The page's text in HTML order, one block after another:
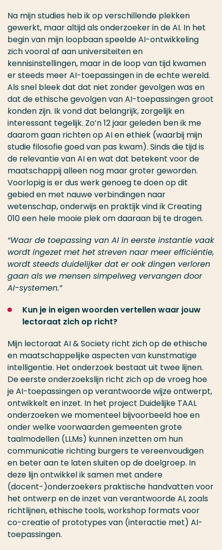
Na mijn studies heb ik op verschillende plekken
gewerkt, maar altijd als onderzoeker in de AI. In het
begin van mijn loopbaan speelde AI-ontwikkeling
zich vooral af aan universiteiten en
kennisinstellingen, maar in de loop van tijd kwamen
er steeds meer AI-toepassingen in de echte wereld.
Als snel bleek dat dat niet zonder gevolgen was en
dat de ethische gevolgen van AI-toepassingen groot
konden zijn. Ik vond dat belangrijk, zorgelijk en
interessant tegelijk. Zo’n 12 jaar geleden ben ik me
daarom gaan richten op AI en ethiek (waarbij mijn
studie filosofie goed van pas kwam). Sinds die tijd is
de relevantie van AI en wat dat betekent voor de
maatschappij alleen nog maar groter geworden.
Voorlopig is er dus werk genoeg te doen op dit
gebied en met nauwe verbindingen naar
wetenschap, onderwijs en praktijk vind ik Creating
010 een hele mooie plek om daaraan bij te dragen.
“Waar de toepassing van AI in eerste instantie vaak
wordt ingezet met het streven naar meer efficiëntie,
wordt steeds duidelijker dat er ook dingen verloren
gaan als we mensen simpelweg vervangen door
AI-systemen.”
Kun je in eigen woorden vertellen waar jouw
lectoraat zich op richt?
Mijn lectoraat AI & Society richt zich op de ethische
en maatschappelijke aspecten van kunstmatige
intelligentie. Het onderzoek bestaat uit twee lijnen.
De eerste onderzoekslijn richt zich op de vroeg hoe
je AI-toepassingen op verantwoorde wijze ontwerpt,
ontwikkelt en inzet. In het project Duidelijke TAAL
onderzoeken we momenteel bijvoorbeeld hoe en
onder welke voorwaarden gemeenten grote
taalmodellen (LLMs) kunnen inzetten om hun
communicatie richting burgers te vereenvoudigen
en beter aan te laten sluiten op de doelgroep. In
deze lijn ontwikkel ik samen met andere
(docent-)onderzoekers praktische handvatten voor
het ontwerp en de inzet van verantwoorde AI, zoals
richtlijnen, ethische tools, workshop formats voor
co-creatie of prototypes van (interactie met) AI-
toepassingen.